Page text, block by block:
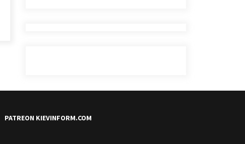
PATREON KIEVINFORM.COM